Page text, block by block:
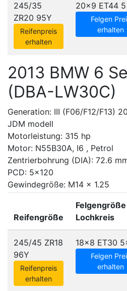
245/35
ZR20 95Y
Reifenpreis
erhalten
20x9 ET44
Felgen
erhalten
2013 BMW 6
(DBA-LW30C)
Generation: III (F06/F12/F13)
JDM modell
Motorleistung: 315 hp
Motor: N55B30A, I6 , Petrol
Zentrierbohrung (DIA): 72.6
PCD: 5x120
Gewindegröße: M14 x 1.25
Reifengröße
Lochkreis
245/45 ZR18
96Y
Reifenpreis
erhalten
18x8 ET30
Felgen
erhalten